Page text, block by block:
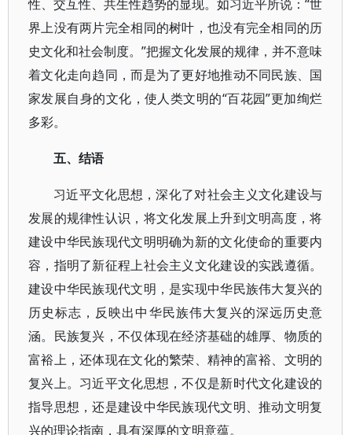
性、交互性、共生性趋势的显现。如习近平所说：“世
界上没有两片完全相同的树叶，也没有完全相同的历
史文化和社会制度。”把握文化发展的规律，并不意味
着文化走向趋同，而是为了更好地推动不同民族、国
家发展自身的文化，使人类文明的“百花园”更加绚烂
多彩。
五、结语
习近平文化思想，深化了对社会主义文化建设与
发展的规律性认识，将文化发展上升到文明高度，将
建设中华民族现代文明明确为新的文化使命的重要内
容，指明了新征程上社会主义文化建设的实践遵循。
建设中华民族现代文明，是实现中华民族伟大复兴的
历史标志，反映出中华民族伟大复兴的深远历史意
涵。民族复兴，不仅体现在经济基础的雄厚、物质的
富裕上，还体现在文化的繁荣、精神的富裕、文明的
复兴上。习近平文化思想，不仅是新时代文化建设的
指导思想，还是建设中华民族现代文明、推动文明复
兴的理论指南，具有深厚的文明意蕴。